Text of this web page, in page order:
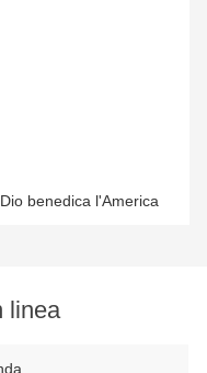
Dio benedica l'America
linea